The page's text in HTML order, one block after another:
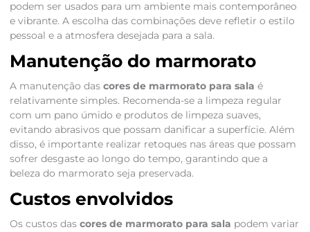
podem ser usados para um ambiente mais contemporâneo
e vibrante. A escolha das combinações deve refletir o estilo
pessoal e a atmosfera desejada para a sala.
Manutenção do marmorato
A manutenção das cores de marmorato para sala é
relativamente simples. Recomenda-se a limpeza regular
com um pano úmido e produtos de limpeza suaves,
evitando abrasivos que possam danificar a superfície. Além
disso, é importante realizar retoques nas áreas que possam
sofrer desgaste ao longo do tempo, garantindo que a
beleza do marmorato seja preservada.
Custos envolvidos
Os custos das cores de marmorato para sala podem variar